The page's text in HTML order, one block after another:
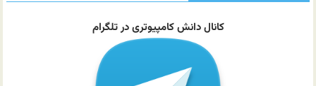
کانال دانش کامپیوتری در تلگرام